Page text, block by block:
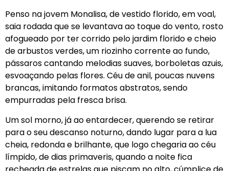
Penso na jovem Monalisa, de vestido florido, em voal,
saia rodada que se levantava ao toque do vento, rosto
afogueado por ter corrido pelo jardim florido e cheio
de arbustos verdes, um riozinho corrente ao fundo,
pássaros cantando melodias suaves, borboletas azuis,
esvoaçando pelas flores. Céu de anil, poucas nuvens
brancas, imitando formatos abstratos, sendo
empurradas pela fresca brisa.
Um sol morno, já ao entardecer, querendo se retirar
para o seu descanso noturno, dando lugar para a lua
cheia, redonda e brilhante, que logo chegaria ao céu
límpido, de dias primaveris, quando a noite fica